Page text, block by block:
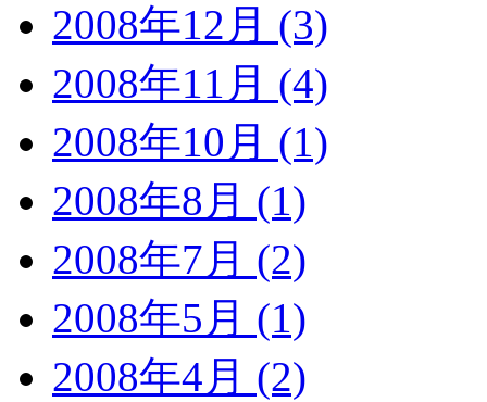
2008年12月 (3)
2008年11月 (4)
2008年10月 (1)
2008年8月 (1)
2008年7月 (2)
2008年5月 (1)
2008年4月 (2)